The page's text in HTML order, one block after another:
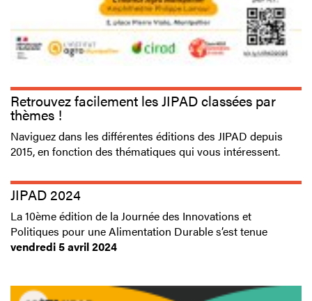
Retrouvez facilement les JIPAD classées par
thèmes !
Naviguez dans les différentes éditions des JIPAD depuis
2015, en fonction des thématiques qui vous intéressent.
JIPAD 2024
La 10ème édition de la Journée des Innovations et
Politiques pour une Alimentation Durable s’est tenue
vendredi 5 avril 2024